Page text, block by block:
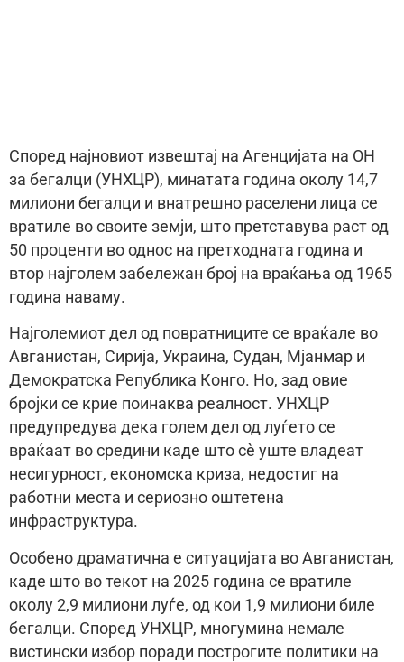
Според најновиот извештај на Агенцијата на ОН
за бегалци (УНХЦР), минатата година околу 14,7
милиони бегалци и внатрешно раселени лица се
вратиле во своите земји, што претставува раст од
50 проценти во однос на претходната година и
втор најголем забележан број на враќања од 1965
година наваму.
Најголемиот дел од повратниците се враќале во
Авганистан, Сирија, Украина, Судан, Мјанмар и
Демократска Република Конго. Но, зад овие
бројки се крие поинаква реалност. УНХЦР
предупредува дека голем дел од луѓето се
враќаат во средини каде што сè уште владеат
несигурност, економска криза, недостиг на
работни места и сериозно оштетена
инфраструктура.
Особено драматична е ситуацијата во Авганистан,
каде што во текот на 2025 година се вратиле
околу 2,9 милиони луѓе, од кои 1,9 милиони биле
бегалци. Според УНХЦР, многумина немале
вистински избор поради построгите политики на